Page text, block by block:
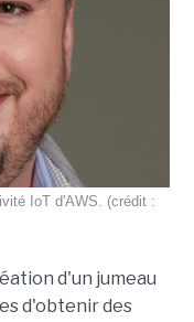
IoT d'AWS. (crédit :
d'un jumeau
d'obtenir des